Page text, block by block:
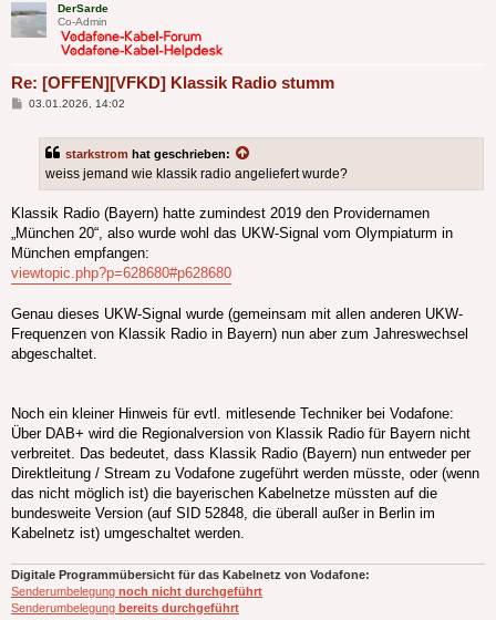
DerSarde
Co-Admin
Re: [OFFEN][VFKD] Klassik Radio stumm
Beitrag
03.01.2026, 14:02
starkstrom hat geschrieben:
weiss jemand wie klassik radio angeliefert wurde?
Klassik Radio (Bayern) hatte zumindest 2019 den Providernamen
„München 20“, also wurde wohl das UKW-Signal vom Olympiaturm in
München empfangen:
viewtopic.php?p=628680#p628680
Genau dieses UKW-Signal wurde (gemeinsam mit allen anderen UKW-
Frequenzen von Klassik Radio in Bayern) nun aber zum Jahreswechsel
abgeschaltet.
Noch ein kleiner Hinweis für evtl. mitlesende Techniker bei Vodafone:
Über DAB+ wird die Regionalversion von Klassik Radio für Bayern nicht
verbreitet. Das bedeutet, dass Klassik Radio (Bayern) nun entweder per
Direktleitung / Stream zu Vodafone zugeführt werden müsste, oder (wenn
das nicht möglich ist) die bayerischen Kabelnetze müssten auf die
bundesweite Version (auf SID 52848, die überall außer in Berlin im
Kabelnetz ist) umgeschaltet werden.
Digitale Programmübersicht für das Kabelnetz von Vodafone:
Senderumbelegung noch nicht durchgeführt
Senderumbelegung bereits durchgeführt